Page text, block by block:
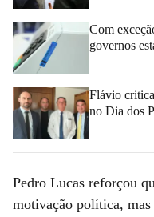
Com
governos
Flávio
no Dia dos
Pedro Lucas reforçou
motivação política,